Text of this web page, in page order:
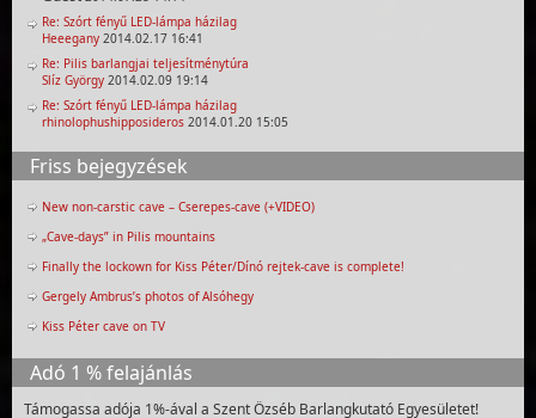
Re: Szórt fényű LED-lámpa házilag
Heeegany 2014.02.17 16:41
Re: Pilis barlangjai teljesítménytúra
Slíz György 2014.02.09 19:14
Re: Szórt fényű LED-lámpa házilag
rhinolophushipposideros 2014.01.20 15:05
Friss bejegyzések
New non-carstic cave – Cserepes-cave (+VIDEO)
„Cave-days” in Pilis mountains
Finally the lockown for Kiss Péter/Dínó rejtek-cave is complete!
Gergely Ambrus’s photos of Alsóhegy
Kiss Péter cave on TV
Adó 1 % felajánlás
Támogassa adója 1%-ával a Szent Özséb Barlangkutató Egyesületet!